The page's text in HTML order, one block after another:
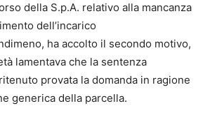
della S.p.A. relativo alla mancanza
dell’incarico
ha accolto il secondo motivo,
lamentava che la sentenza
provata la domanda in ragione
generica della parcella.